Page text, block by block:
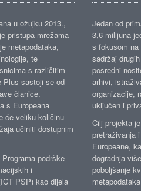
u ožujku 2013.,
pristupa mrežama
metapodataka,
te
s različitim
Plus sastoji se od
članice.
s Europeana
će veliku količinu
učiniti dostupnim
podrške
i
PSP) kao dijela
Jedan od
3,6 milijuna
s fokusom
sadržaj
posredni
arhivi,
organizacije,
uključen i
Cilj projekta
pretraživanja
Europeane,
dogradnja
poboljšanje